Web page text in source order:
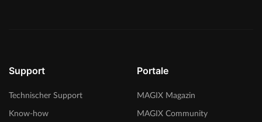
Support
Technischer Support
Know-how
Portale
MAGIX Magazin
MAGIX Community